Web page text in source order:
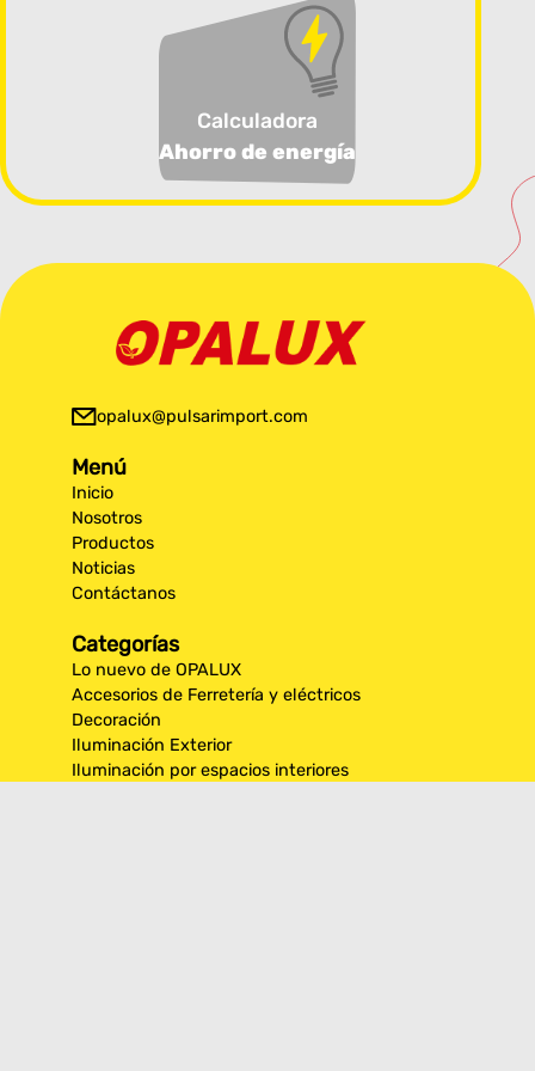
Calculadora
Ahorro de energía
opalux@pulsarimport.com
Menú
Inicio
Nosotros
Productos
Noticias
Contáctanos
Categorías
Lo nuevo de OPALUX
Accesorios de Ferretería y eléctricos
Decoración
Iluminación Exterior
Iluminación por espacios interiores